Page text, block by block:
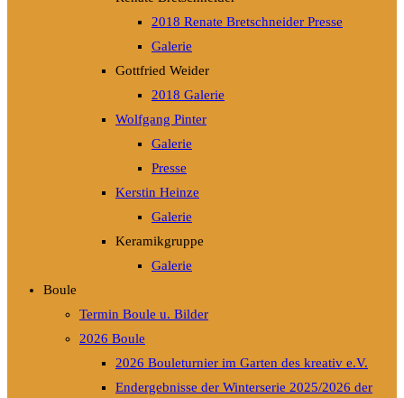
2018 Renate Bretschneider Presse
Galerie
Gottfried Weider
2018 Galerie
Wolfgang Pinter
Galerie
Presse
Kerstin Heinze
Galerie
Keramikgruppe
Galerie
Boule
Termin Boule u. Bilder
2026 Boule
2026 Bouleturnier im Garten des kreativ e.V.
Endergebnisse der Winterserie 2025/2026 der